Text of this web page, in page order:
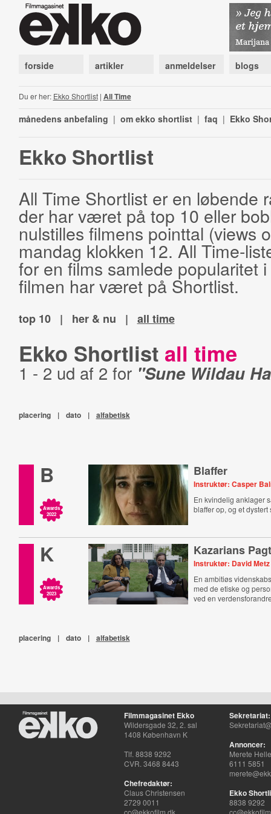
forside artikler anmeldelser blogs
Du er her: Ekko Shortlist| All Time
månedens anbefaling | om ekko shortlist | faq | Ekko
Ekko Shortlist
All Time Shortlist er en løbende
der har været på top 10 eller
nulstilles filmens pointtal (views
mandag klokken 12. All Time-
for en films samlede popularitet
filmen har været på Shortlist.
top 10 | her & nu | all time
Ekko Shortlist all time
1 - 2 ud af 2 for "Sune Wildau
placering | dato | alfabetisk
B
Awards
2022
Blaffer
Instruktør: Casper
En kvindelig anklager
blaffer op, og et
K
Awards
2023
Kazarians
Instruktør: David Metz
En ambitiøs
med de etiske og
ved en
placering | dato | alfabetisk
Filmmagasinet Ekko
Wildersgade 32, 2. sal
1408 København K
Tlf. 8838 9292
CVR. 3468 8443
Chefredaktør:
Claus Christensen
2729 0011
cc@ekkofilm.dk
Sekretariat:
Annoncer:
Merete
6111 5851
Ekko
8838 9292